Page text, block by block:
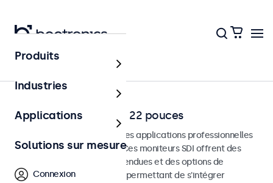
Accueil
Moniteurs SDI de 12 à 22 pouces
Moniteurs SDI conçus pour les applications professionnelles
et une utilisation continue. Ces moniteurs SDI offrent des
options de configuration étendues et des options de
montage polyvalentes, leur permettant de s'intégrer
Produits
Industries
Applications
Solutions sur mesure
Connexion